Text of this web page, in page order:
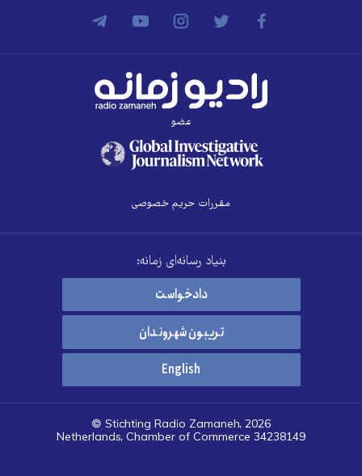
عضو
مقررات حریم خصوصی
بنیاد رسانه‌ای زمانه:
دادخواست
تریبون شهروندان
English
© Stichting Radio Zamaneh, 2026
Netherlands, Chamber of Commerce 34238149